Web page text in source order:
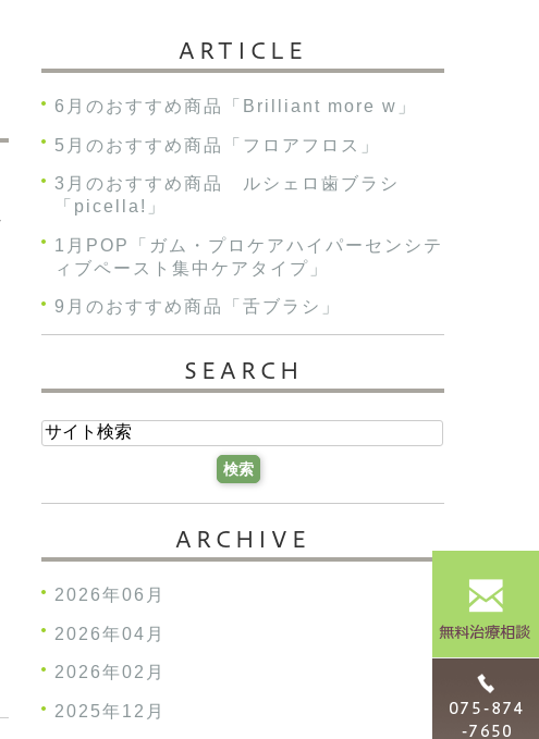
ARTICLE
6月のおすすめ商品「Brilliant more w」
5月のおすすめ商品「フロアフロス」
3月のおすすめ商品 ルシェロ歯ブラシ
「picella!」
1月POP「ガム・プロケアハイパーセンシテ
ィブペースト集中ケアタイプ」
9月のおすすめ商品「舌ブラシ」
SEARCH
ARCHIVE
2026年06月
2026年04月
2026年02月
2025年12月